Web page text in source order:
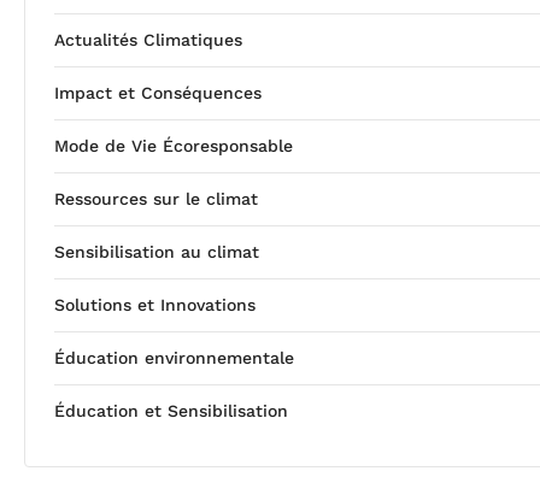
Actualités Climatiques
Impact et Conséquences
Mode de Vie Écoresponsable
Ressources sur le climat
Sensibilisation au climat
Solutions et Innovations
Éducation environnementale
Éducation et Sensibilisation